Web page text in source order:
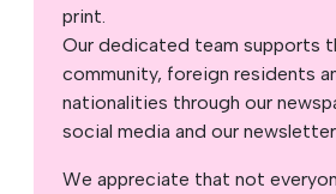
print.
Our dedicated team supports
community, foreign residents
nationalities through our
social media and our
We appreciate that not